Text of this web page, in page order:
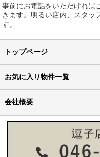
事前にお電話をいただければ
きます。明るい店内、スタッ
す。
トップページ
お気に入り物件一覧
会社概要